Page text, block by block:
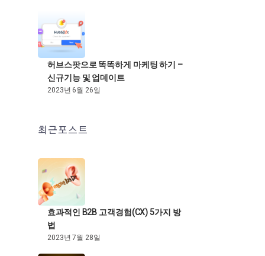
허브스팟으로 똑똑하게 마케팅 하기 –
신규기능 및 업데이트
2023년 6월 26일
최근포스트
효과적인 B2B 고객경험(CX) 5가지 방
법
2023년 7월 28일